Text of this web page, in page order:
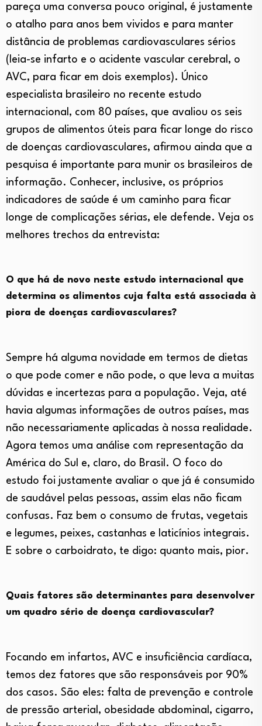
pareça uma conversa pouco original, é justamente
o atalho para anos bem vividos e para manter
distância de problemas cardiovasculares sérios
(leia-se infarto e o acidente vascular cerebral, o
AVC, para ficar em dois exemplos). Único
especialista brasileiro no recente estudo
internacional, com 80 países, que avaliou os seis
grupos de alimentos úteis para ficar longe do risco
de doenças cardiovasculares, afirmou ainda que a
pesquisa é importante para munir os brasileiros de
informação. Conhecer, inclusive, os próprios
indicadores de saúde é um caminho para ficar
longe de complicações sérias, ele defende. Veja os
melhores trechos da entrevista:
O que há de novo neste estudo internacional que
determina os alimentos cuja falta está associada à
piora de doenças cardiovasculares?
Sempre há alguma novidade em termos de dietas
o que pode comer e não pode, o que leva a muitas
dúvidas e incertezas para a população. Veja, até
havia algumas informações de outros países, mas
não necessariamente aplicadas à nossa realidade.
Agora temos uma análise com representação da
América do Sul e, claro, do Brasil. O foco do
estudo foi justamente avaliar o que já é consumido
de saudável pelas pessoas, assim elas não ficam
confusas. Faz bem o consumo de frutas, vegetais
e legumes, peixes, castanhas e laticínios integrais.
E sobre o carboidrato, te digo: quanto mais, pior.
Quais fatores são determinantes para desenvolver
um quadro sério de doença cardiovascular?
Focando em infartos, AVC e insuficiência cardíaca,
temos dez fatores que são responsáveis por 90%
dos casos. São eles: falta de prevenção e controle
de pressão arterial, obesidade abdominal, cigarro,